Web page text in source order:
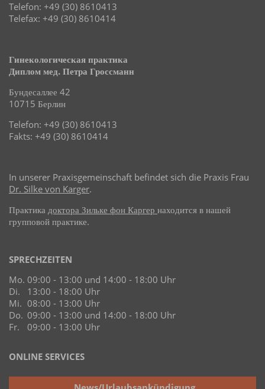
Telefon: +49 (30) 8610413
Telefax: +49 (30) 8610414
Гинекологическая практика
Диплом мед. Петра Гроссманн
Бундесаллее 42
10715 Берлин
Telefon: +49 (30) 8610413
Fakts: +49 (30) 8610414
In unserer Praxisgemeinschaft befindet sich die Praxis Frau
Dr. Silke von Karger.
Практика доктора Зильке фон Каргер находится в нашей
групповой практике.
SPRECHZEITEN
Mo. 09:00 - 13:00 und 14:00 - 18:00 Uhr
Di.
13:00 - 18:00 Uhr
Mi. 08:00 - 13:00 Uhr
Do. 09:00 - 13:00 und 14:00 - 18:00 Uhr
Fr.
09:00 - 13:00 Uhr
ONLINE SERVICES